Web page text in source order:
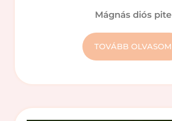
Mágnás diós pite
TOVÁBB OLVASOM